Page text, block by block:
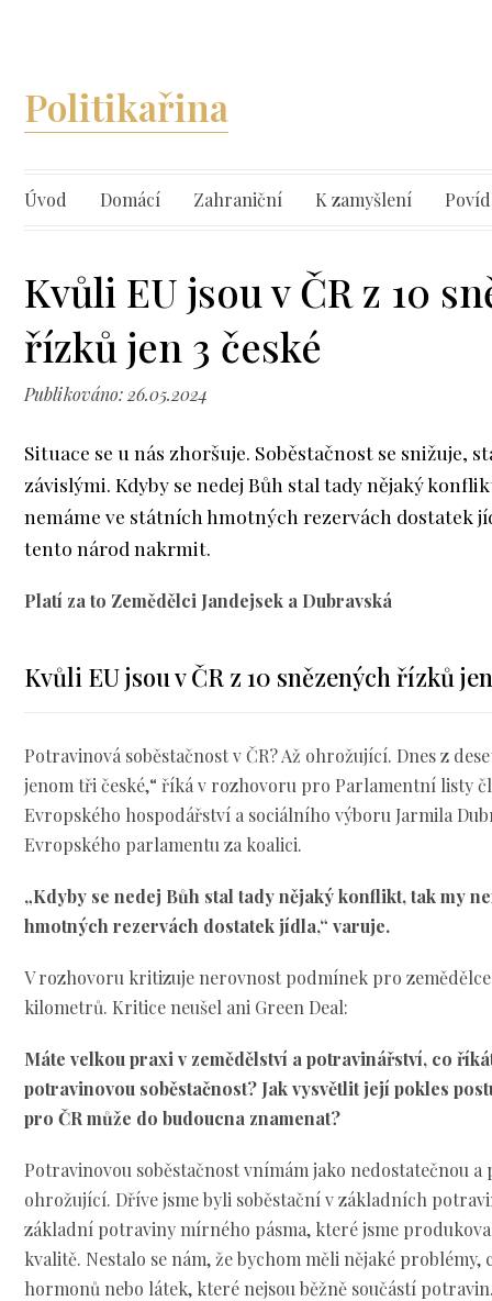
Politikařina
Úvod Domácí Zahraniční K zamyšlení
Kvůli EU jsou v ČR z 10
řízků jen 3 české
Publikováno: 26.05.2024
Situace se u nás zhoršuje. Soběstačnost se snižuje,
závislými. Kdyby se nedej Bůh stal tady nějaký
nemáme ve státních hmotných rezervách dostatek
tento národ nakrmit.
Platí za to Zemědělci Jandejsek a Dubravská
Kvůli EU jsou v ČR z 10 snězených řízků
Potravinová soběstačnost v ČR? Až ohrožující. Dnes z
jenom tři české,“ říká v rozhovoru pro Parlamentní listy
Evropského hospodářství a sociálního výboru Jarmila
Evropského parlamentu za koalici.
„Kdyby se nedej Bůh stal tady nějaký konflikt, tak my
hmotných rezervách dostatek jídla,“ varuje.
V rozhovoru kritizuje nerovnost podmínek pro zemědělce
kilometrů. Kritice neušel ani Green Deal:
Máte velkou praxi v zemědělství a potravinářství, co
potravinovou soběstačnost? Jak vysvětlit její pokles
pro ČR může do budoucna znamenat?
Potravinovou soběstačnost vnímám jako nedostatečnou a
ohrožující. Dříve jsme byli soběstační v základních
základní potraviny mírného pásma, které jsme
kvalitě. Nestalo se nám, že bychom měli nějaké problémy,
hormonů nebo látek, které nejsou běžně součástí